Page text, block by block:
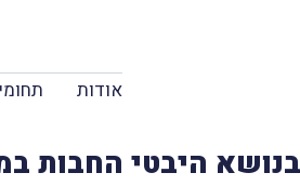
אודות
היבטי החבות